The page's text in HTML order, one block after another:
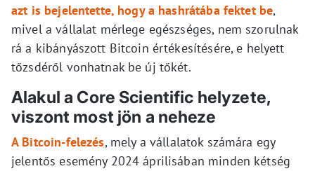
azt is bejelentette, hogy a hashrátába fektet be,
mivel a vállalat mérlege egészséges, nem szorulnak
rá a kibányászott Bitcoin értékesítésére, e helyett
tőzsdéről vonhatnak be új tőkét.
Alakul a Core Scientific helyzete,
viszont most jön a neheze
A Bitcoin-felezés, mely a vállalatok számára egy
jelentős esemény 2024 áprilisában minden kétség